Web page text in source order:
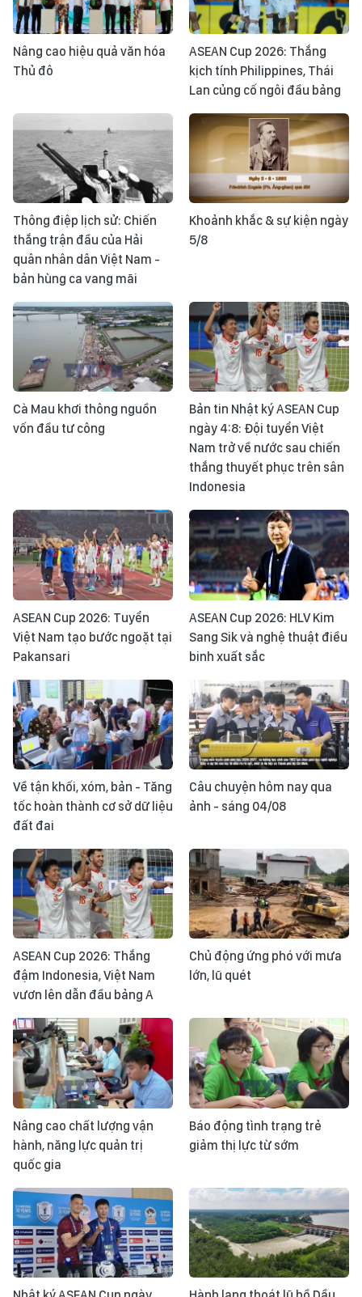
Nâng cao hiệu quả văn hóa
Thủ đô
ASEAN Cup 2026: Thắng
kịch tính Philippines, Thái
Lan củng cố ngôi đầu bảng
Thông điệp lịch sử: Chiến
thắng trận đầu của Hải
quân nhân dân Việt Nam -
bản hùng ca vang mãi
Khoảnh khắc & sự kiện ngày
5/8
Cà Mau khơi thông nguồn
vốn đầu tư công
Bản tin Nhật ký ASEAN Cup
ngày 4:8: Đội tuyển Việt
Nam trở về nước sau chiến
thắng thuyết phục trên sân
Indonesia
ASEAN Cup 2026: Tuyển
Việt Nam tạo bước ngoặt tại
Pakansari
ASEAN Cup 2026: HLV Kim
Sang Sik và nghệ thuật điều
binh xuất sắc
Về tận khối, xóm, bản - Tăng
tốc hoàn thành cơ sở dữ liệu
đất đai
Câu chuyện hôm nay qua
ảnh - sáng 04/08
ASEAN Cup 2026: Thắng
đậm Indonesia, Việt Nam
vươn lên dẫn đầu bảng A
Chủ động ứng phó với mưa
lớn, lũ quét
Nâng cao chất lượng vận
hành, năng lực quản trị
quốc gia
Báo động tình trạng trẻ
giảm thị lực từ sớm